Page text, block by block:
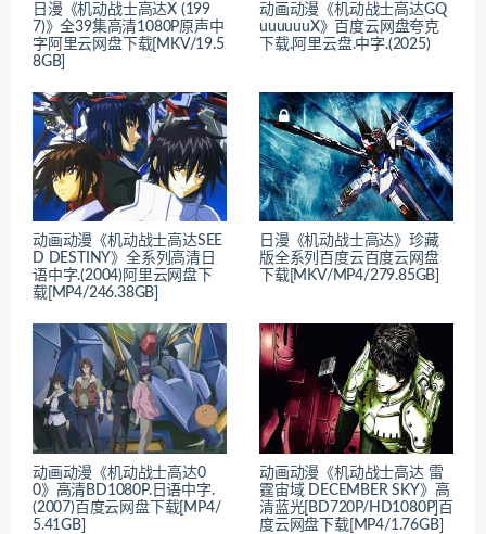
日漫《机动战士高达X (199
7)》全39集高清1080P原声中
字阿里云网盘下载[MKV/19.5
8GB]
动画动漫《机动战士高达GQ
uuuuuuX》百度云网盘夸克
下载.阿里云盘.中字.(2025)
动画动漫《机动战士高达SEE
D DESTINY》全系列高清日
语中字.(2004)阿里云网盘下
载[MP4/246.38GB]
日漫《机动战士高达》珍藏
版全系列百度云百度云网盘
下载[MKV/MP4/279.85GB]
动画动漫《机动战士高达0
0》高清BD1080P.日语中字.
(2007)百度云网盘下载[MP4/
5.41GB]
动画动漫《机动战士高达 雷
霆宙域 DECEMBER SKY》高
清蓝光[BD720P/HD1080P]百
度云网盘下载[MP4/1.76GB]